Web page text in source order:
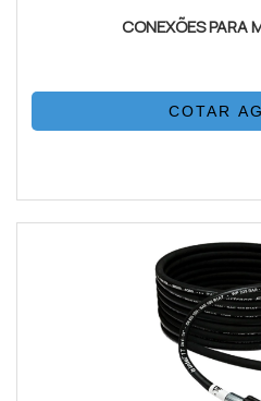
CONEXÕES PARA
COTAR